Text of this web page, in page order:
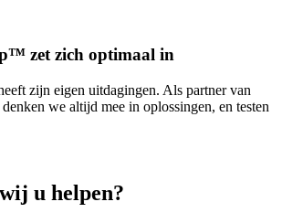
zet zich optimaal in
zijn eigen uitdagingen. Als partner van
we altijd mee in oplossingen, en testen
u helpen?